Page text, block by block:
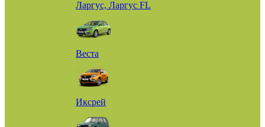
Ларгус, Ларгус FL
Веста
Иксрей